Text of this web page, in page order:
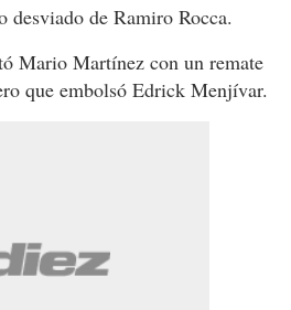
desviado de Ramiro Rocca.
Mario Martínez con un remate
que embolsó Edrick Menjívar.